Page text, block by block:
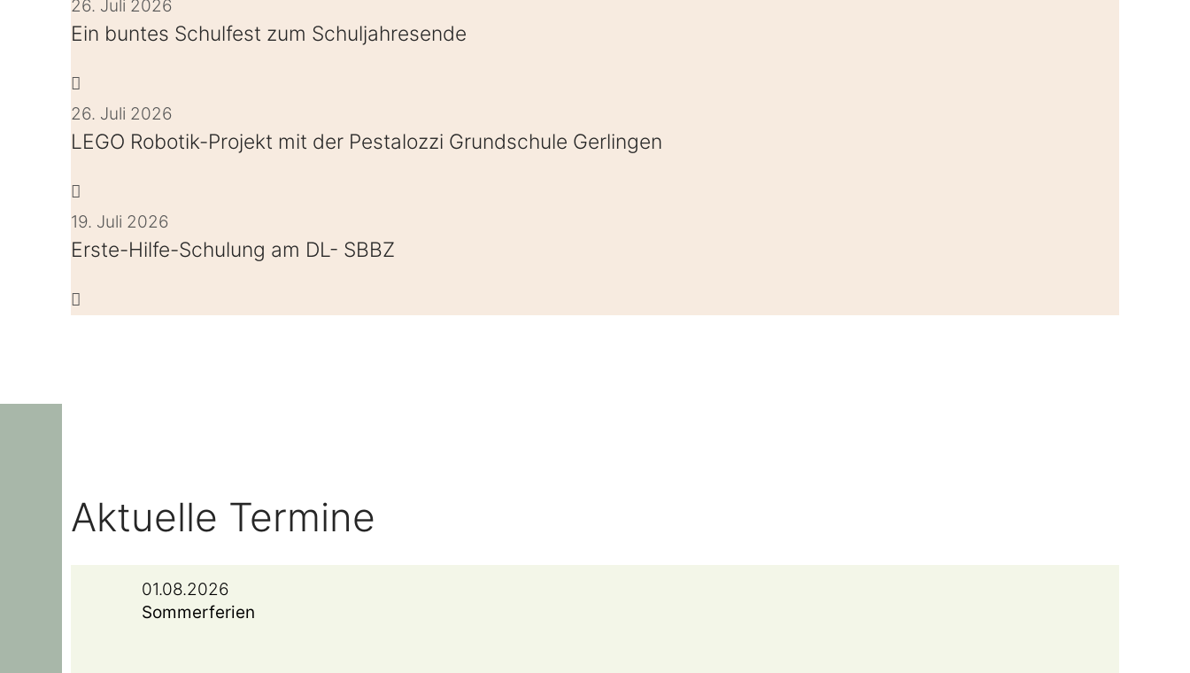
26. Juli 2026
Ein buntes Schulfest zum Schuljahresende
26. Juli 2026
LEGO Robotik-Projekt mit der Pestalozzi Grundschule Gerlingen
19. Juli 2026
Erste-Hilfe-Schulung am DL- SBBZ
Aktuelle Termine
01.08.2026
Sommerferien